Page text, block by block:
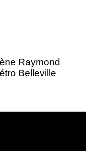
Raymond
Belleville